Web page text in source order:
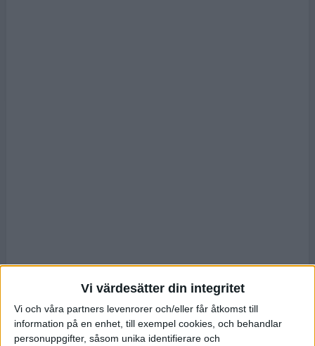
Vi värdesätter din integritet
Vi och våra partners levenrorer och/eller får åtkomst till
information på en enhet, till exempel cookies, och behandlar
personuppgifter, såsom unika identifierare och